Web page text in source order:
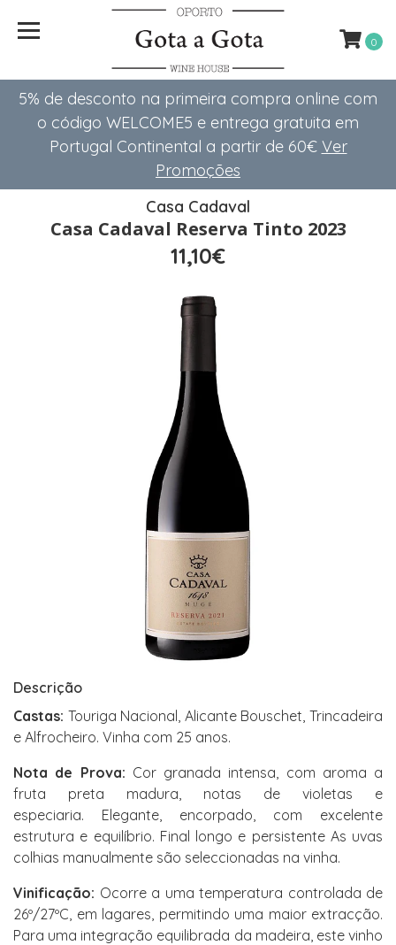
5% de desconto na primeira compra online com
o código WELCOME5 e entrega gratuita em
Portugal Continental a partir de 60€ Ver
Promoções
0
Casa Cadaval
Casa Cadaval Reserva Tinto 2023
11,10€
Descrição
Castas: Touriga Nacional, Alicante Bouschet, Trincadeira
e Alfrocheiro. Vinha com 25 anos.
Nota de Prova: Cor granada intensa, com aroma a
fruta preta madura, notas de violetas e
especiaria. Elegante, encorpado, com excelente
estrutura e equilíbrio. Final longo e persistente As uvas
colhias manualmente são seleccionadas na vinha.
Vinificação: Ocorre a uma temperatura controlada de
26º/27ºC, em lagares, permitindo uma maior extracção.
Para uma integração equilibrada da madeira, este vinho